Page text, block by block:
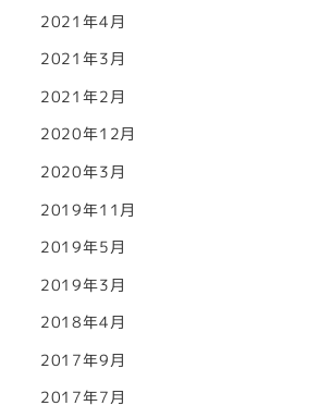
2021年4月
2021年3月
2021年2月
2020年12月
2020年3月
2019年11月
2019年5月
2019年3月
2018年4月
2017年9月
2017年7月